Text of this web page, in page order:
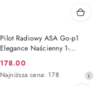
Pilot Radiowy ASA Go-p1
Elegance Naścienny 1-
Cena
promocyjna:
178.00
Najniższa
Najniższa cena: 178